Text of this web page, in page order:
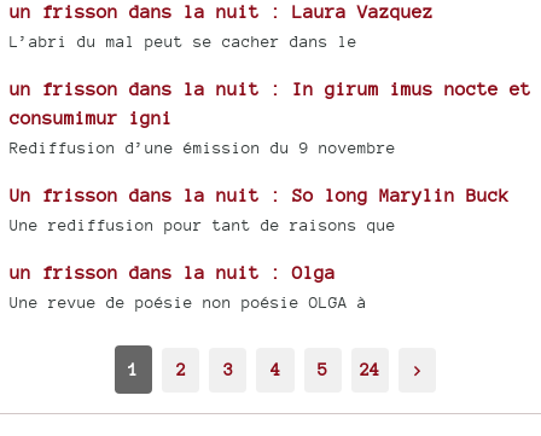
un frisson dans la nuit : Laura Vazquez
L’abri du mal peut se cacher dans le
un frisson dans la nuit : In girum imus nocte et
consumimur igni
Rediffusion d’une émission du 9 novembre
Un frisson dans la nuit : So long Marylin Buck
Une rediffusion pour tant de raisons que
un frisson dans la nuit : Olga
Une revue de poésie non poésie OLGA à
1 2 3 4 5 24 >